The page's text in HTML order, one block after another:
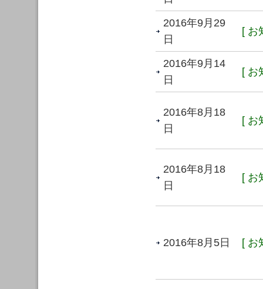
2016年9月29
日
[ お
2016年9月14
日
[ お
2016年8月18
日
[ お
2016年8月18
日
[ お
2016年8月5日 [ お